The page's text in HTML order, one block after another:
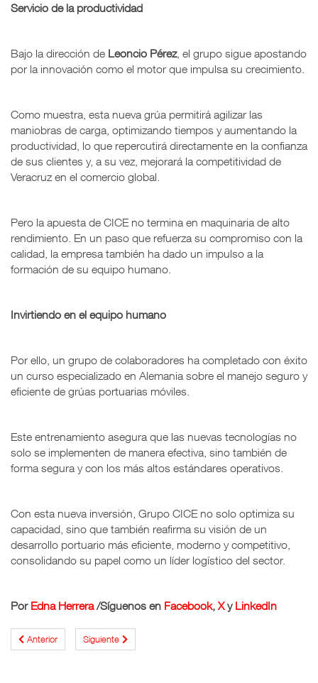
Servicio de la productividad
Bajo la dirección de Leoncio Pérez, el grupo sigue apostando
por la innovación como el motor que impulsa su crecimiento.
Como muestra, esta nueva grúa permitirá agilizar las
maniobras de carga, optimizando tiempos y aumentando la
productividad, lo que repercutirá directamente en la confianza
de sus clientes y, a su vez, mejorará la competitividad de
Veracruz en el comercio global.
Pero la apuesta de CICE no termina en maquinaria de alto
rendimiento. En un paso que refuerza su compromiso con la
calidad, la empresa también ha dado un impulso a la
formación de su equipo humano.
Invirtiendo en el equipo humano
Por ello, un grupo de colaboradores ha completado con éxito
un curso especializado en Alemania sobre el manejo seguro y
eficiente de grúas portuarias móviles.
Este entrenamiento asegura que las nuevas tecnologías no
solo se implementen de manera efectiva, sino también de
forma segura y con los más altos estándares operativos.
Con esta nueva inversión, Grupo CICE no solo optimiza su
capacidad, sino que también reafirma su visión de un
desarrollo portuario más eficiente, moderno y competitivo,
consolidando su papel como un líder logístico del sector.
Por Edna Herrera/Síguenos en Facebook, Xy LinkedIn
Anterior Siguiente